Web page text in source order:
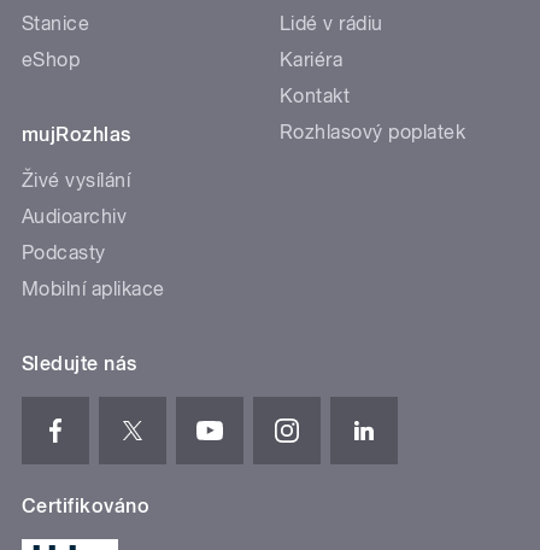
Stanice
eShop
mujRozhlas
Živé vysílání
Audioarchiv
Podcasty
Mobilní aplikace
Lidé v rádiu
Kariéra
Kontakt
Rozhlasový poplatek
Sledujte nás
Certifikováno